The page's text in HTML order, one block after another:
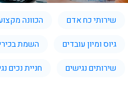
שירותי כח אדם הכוונה
גיוס ומיון עובדים
השמת
שירותים נגישים
חניית נכים